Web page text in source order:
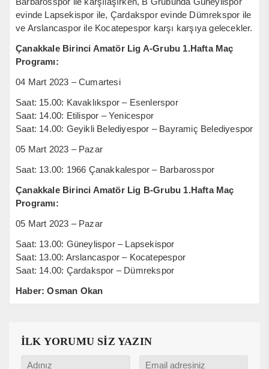
evinde Lapsekispor ile, Çardakspor evinde Dümrekspor ile
ve Arslancaspor ile Kocatepespor karşı karşıya gelecekler.
Çanakkale Birinci Amatör Lig A-Grubu 1.Hafta Maç
Programı:
04 Mart 2023 – Cumartesi
Saat: 15.00: Kavaklıkspor – Esenlerspor
Saat: 14.00: Etilispor – Yenicespor
Saat: 14.00: Geyikli Belediyespor – Bayramiç Belediyespor
05 Mart 2023 – Pazar
Saat: 13.00: 1966 Çanakkalespor – Barbarosspor
Çanakkale Birinci Amatör Lig B-Grubu 1.Hafta Maç
Programı:
05 Mart 2023 – Pazar
Saat: 13.00: Güneylispor – Lapsekispor
Saat: 13.00: Arslancaspor – Kocatepespor
Saat: 14.00: Çardakspor – Dümrekspor
Haber: Osman Okan
İLK YORUMU SİZ YAZIN